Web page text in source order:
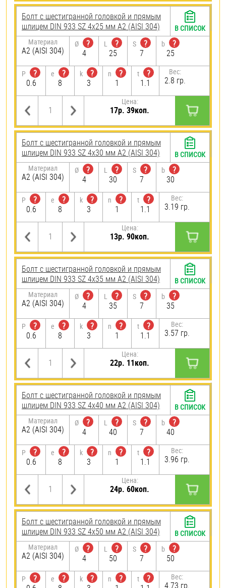
Болт с шестигранной головкой и прямым
шлицем DIN 933 SZ 4х25 мм А2 (AISI 304)
Материал
А2 (AISI 304)
Ø
?
4
L
?
25
S
?
7
b
?
25
P
?
0.6
e
?
8
k
?
3
n
?
1
t
?
1.1
Вес:
2.8 гр.
Цена:
17р. 39коп.
В СПИСОК
Болт с шестигранной головкой и прямым
шлицем DIN 933 SZ 4х30 мм А2 (AISI 304)
Материал
А2 (AISI 304)
Ø
?
4
L
?
30
S
?
7
b
?
30
P
?
0.6
e
?
8
k
?
3
n
?
1
t
?
1.1
Вес:
3.19 гр.
Цена:
13р. 90коп.
В СПИСОК
Болт с шестигранной головкой и прямым
шлицем DIN 933 SZ 4х35 мм А2 (AISI 304)
Материал
А2 (AISI 304)
Ø
?
4
L
?
35
S
?
7
b
?
35
P
?
0.6
e
?
8
k
?
3
n
?
1
t
?
1.1
Вес:
3.57 гр.
Цена:
22р. 11коп.
В СПИСОК
Болт с шестигранной головкой и прямым
шлицем DIN 933 SZ 4х40 мм А2 (AISI 304)
Материал
А2 (AISI 304)
Ø
?
4
L
?
40
S
?
7
b
?
40
P
?
0.6
e
?
8
k
?
3
n
?
1
t
?
1.1
Вес:
3.96 гр.
Цена:
24р. 60коп.
В СПИСОК
Болт с шестигранной головкой и прямым
шлицем DIN 933 SZ 4х50 мм А2 (AISI 304)
Материал
А2 (AISI 304)
Ø
?
4
L
?
50
S
?
7
b
?
50
P
?
e
?
k
?
n
?
t
?
Вес:
4.73 гр.
В СПИСОК